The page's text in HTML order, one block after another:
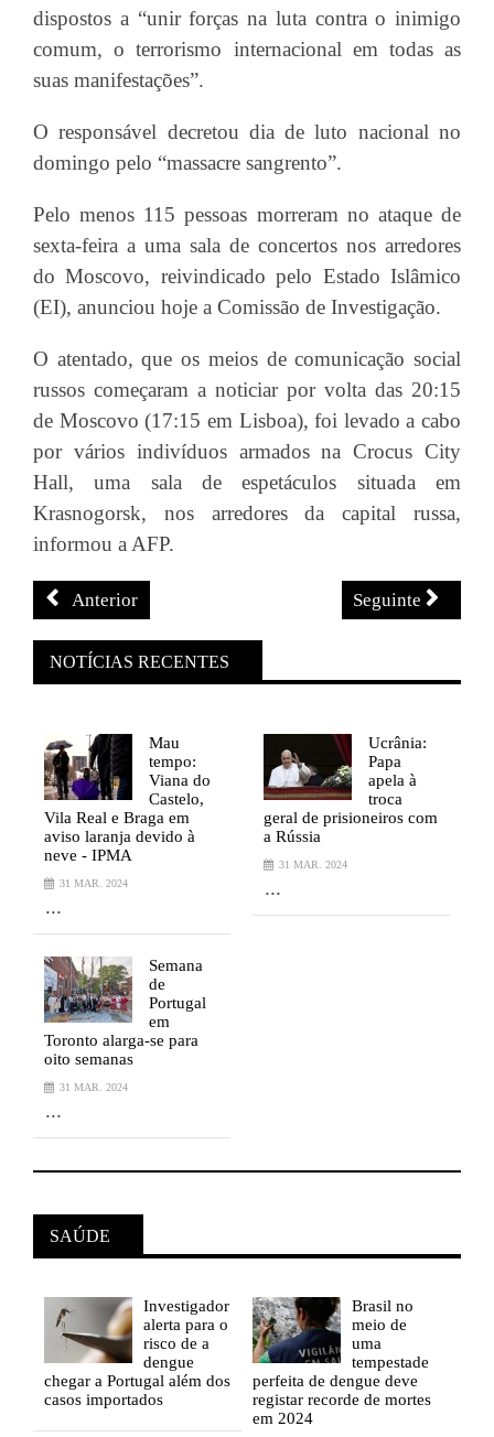
dispostos a “unir forças na luta contra o inimigo
comum, o terrorismo internacional em todas as
suas manifestações”.
O responsável decretou dia de luto nacional no
domingo pelo “massacre sangrento”.
Pelo menos 115 pessoas morreram no ataque de
sexta-feira a uma sala de concertos nos arredores
do Moscovo, reivindicado pelo Estado Islâmico
(EI), anunciou hoje a Comissão de Investigação.
O atentado, que os meios de comunicação social
russos começaram a noticiar por volta das 20:15
de Moscovo (17:15 em Lisboa), foi levado a cabo
por vários indivíduos armados na Crocus City
Hall, uma sala de espetáculos situada em
Krasnogorsk, nos arredores da capital russa,
informou a AFP.
Anterior Seguinte
NOTÍCIAS RECENTES
Mau
tempo:
Viana do
Castelo,
Vila Real e Braga em
aviso laranja devido à
neve - IPMA
31 MAR. 2024
...
Semana
de
Portugal
em
Toronto alarga-se para
oito semanas
31 MAR. 2024
...
Ucrânia:
Papa
apela à
troca
geral de prisioneiros com
a Rússia
31 MAR. 2024
...
SAÚDE
Investigador
alerta para o
risco de a
dengue
chegar a Portugal além dos
casos importados
Brasil no
meio de
uma
tempestade
perfeita de dengue deve
registar recorde de mortes
em 2024